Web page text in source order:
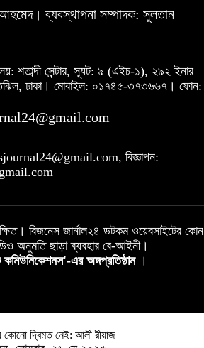
আহমেদ। ব্যবস্থাপনা সম্পাদক: সুলতান
শতাব্দী সেন্টার, স্যূট: ৯ (এইচ-১), ২৯২ ইনার
ঢাকা। মোবাইল: ০১৭৪৫-৩৭৩৬৬৭। ফোন:
বিজ্ঞাপন:
বিজনেস জার্নাল২৪ ডটকম ওয়েবসাইটের কোন
অনুমতি ছাড়া ব্যবহার বে-আইনী।
এর অঙ্গপ্রতিষ্ঠান ।
কোনো দ্বিমত নেই: আলী রীয়াজ